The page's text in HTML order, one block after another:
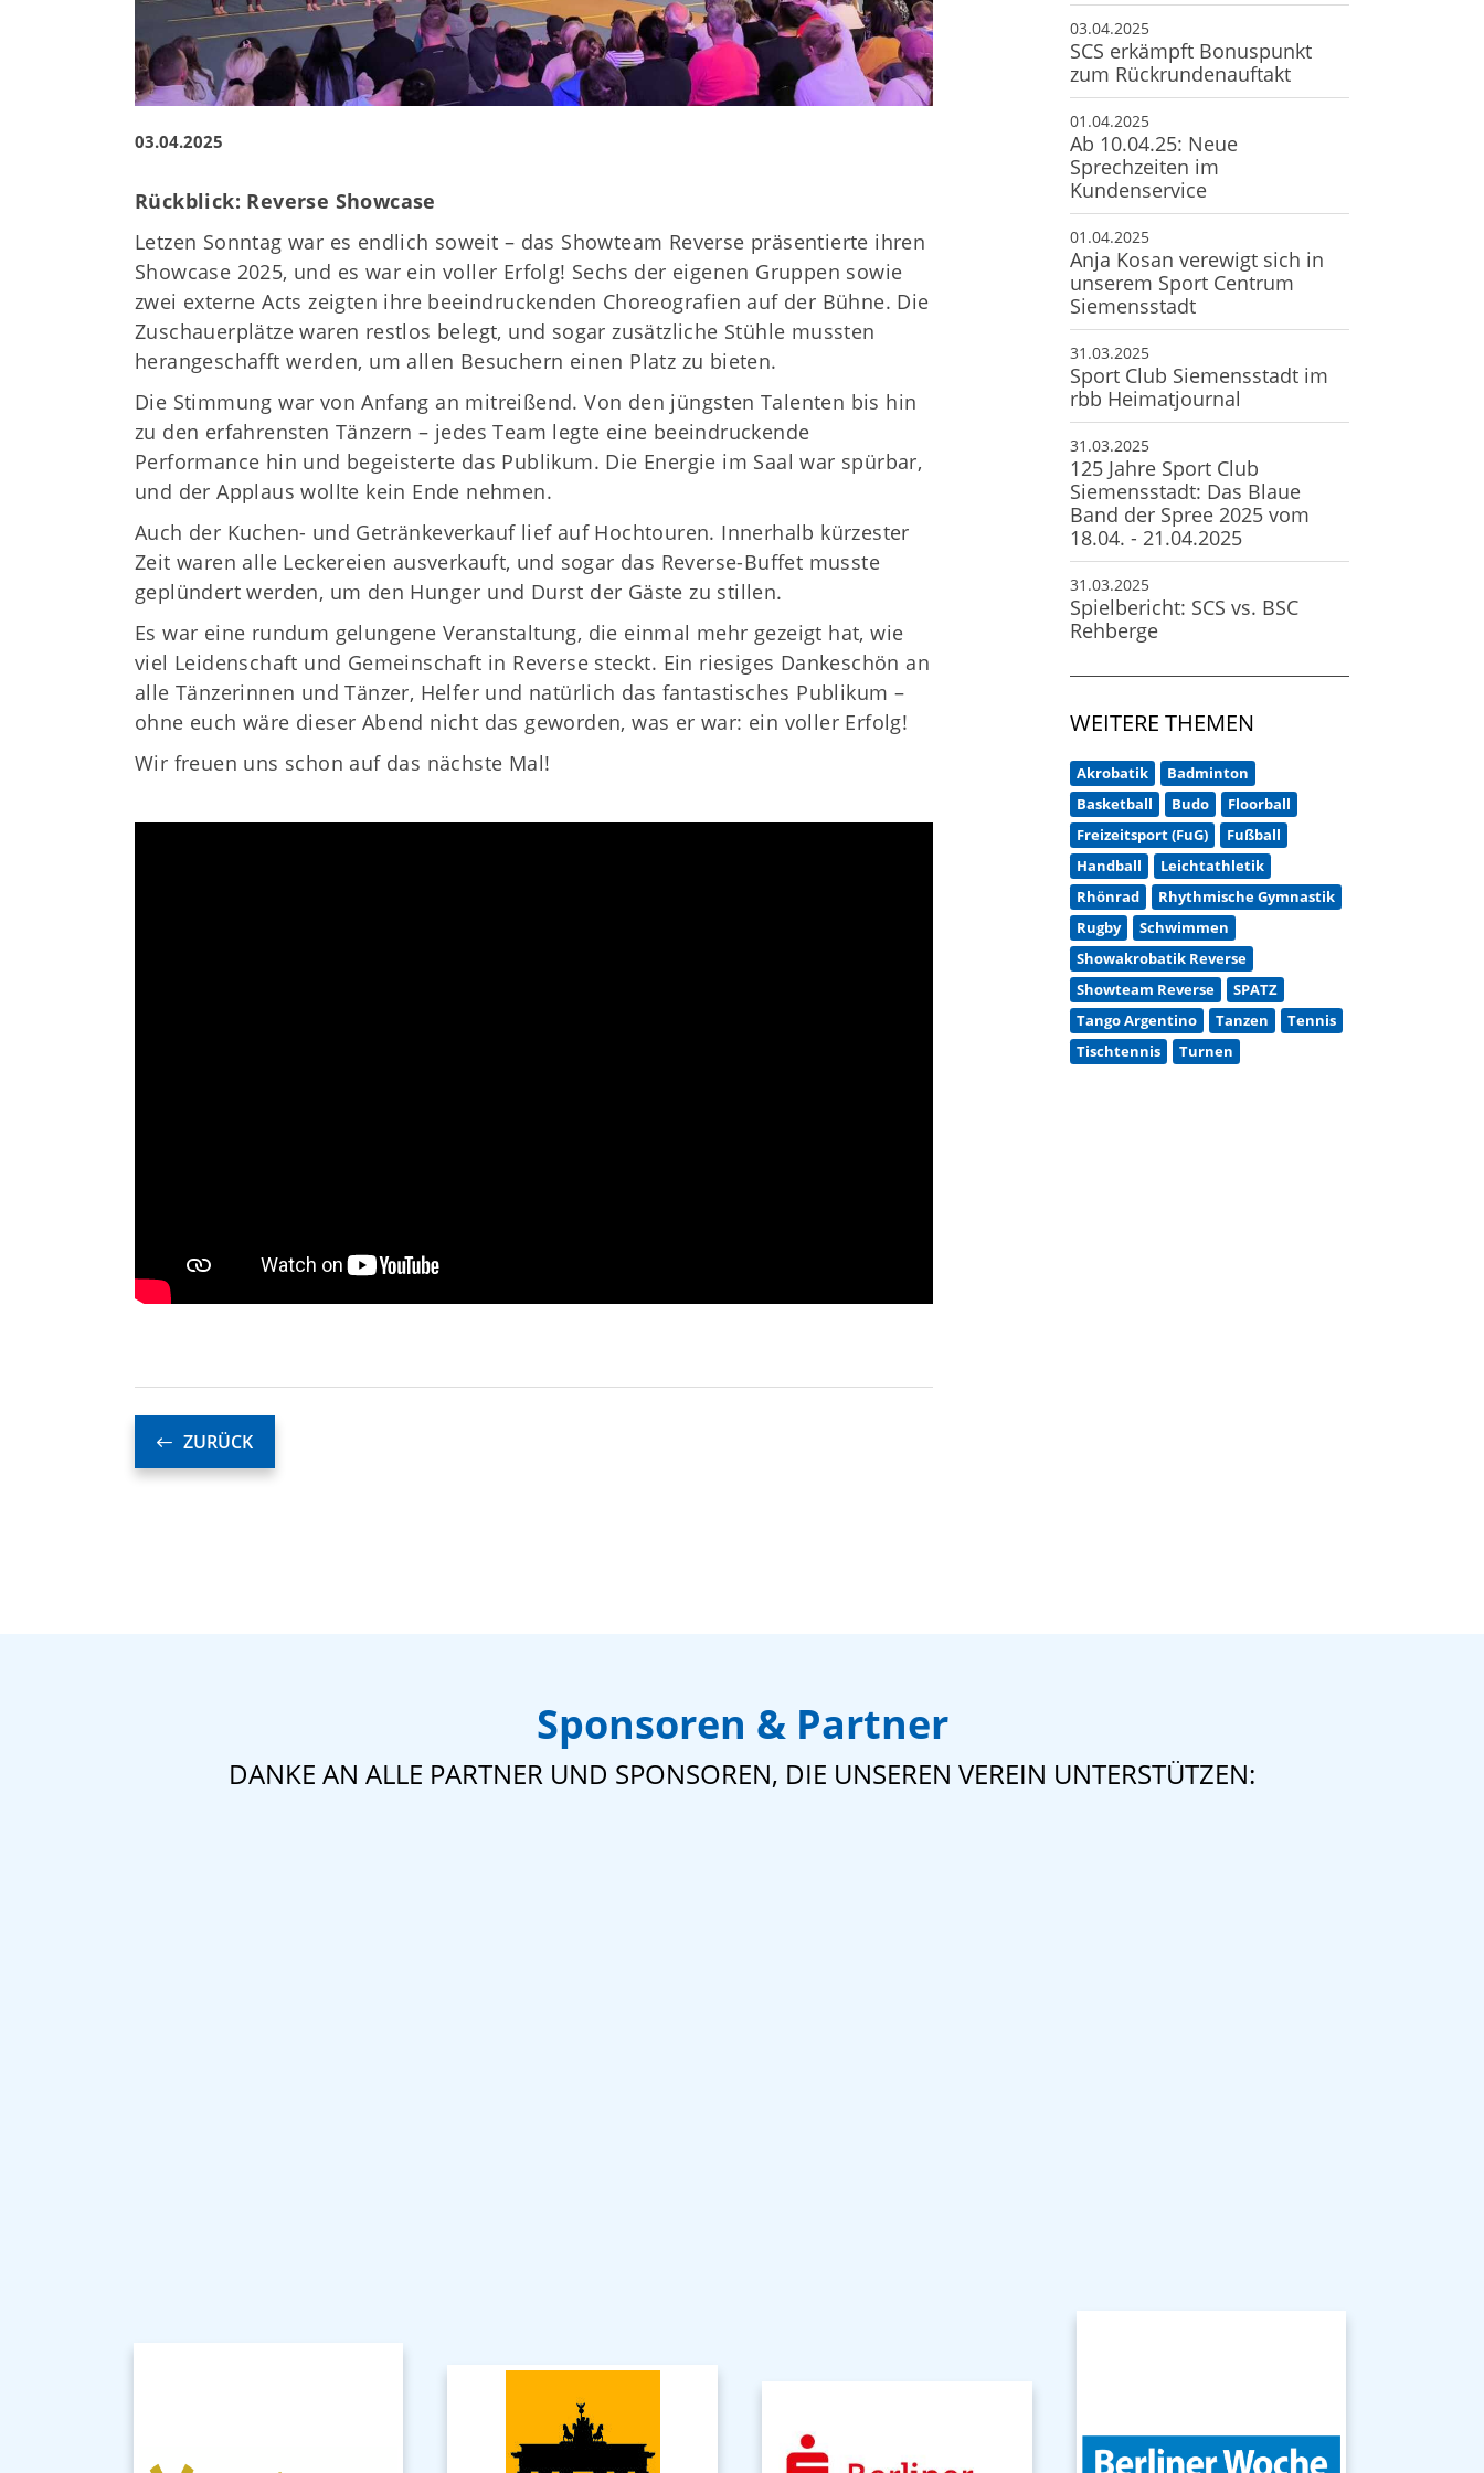
03.04.2025
Rückblick: Reverse Showcase
Letzen Sonntag war es endlich soweit – das Showteam Reverse präsentierte ihren
Showcase 2025, und es war ein voller Erfolg! Sechs der eigenen Gruppen sowie
zwei externe Acts zeigten ihre beeindruckenden Choreografien auf der Bühne. Die
Zuschauerplätze waren restlos belegt, und sogar zusätzliche Stühle mussten
herangeschafft werden, um allen Besuchern einen Platz zu bieten.
Die Stimmung war von Anfang an mitreißend. Von den jüngsten Talenten bis hin
zu den erfahrensten Tänzern – jedes Team legte eine beeindruckende
Performance hin und begeisterte das Publikum. Die Energie im Saal war spürbar,
und der Applaus wollte kein Ende nehmen.
Auch der Kuchen- und Getränkeverkauf lief auf Hochtouren. Innerhalb kürzester
Zeit waren alle Leckereien ausverkauft, und sogar das Reverse-Buffet musste
geplündert werden, um den Hunger und Durst der Gäste zu stillen.
Es war eine rundum gelungene Veranstaltung, die einmal mehr gezeigt hat, wie
viel Leidenschaft und Gemeinschaft in Reverse steckt. Ein riesiges Dankeschön an
alle Tänzerinnen und Tänzer, Helfer und natürlich das fantastisches Publikum –
ohne euch wäre dieser Abend nicht das geworden, was er war: ein voller Erfolg!
Wir freuen uns schon auf das nächste Mal!
ZURÜCK
03.04.2025
SCS erkämpft Bonuspunkt
zum Rückrundenauftakt
01.04.2025
Ab 10.04.25: Neue
Sprechzeiten im
Kundenservice
01.04.2025
Anja Kosan verewigt sich in
unserem Sport Centrum
Siemensstadt
31.03.2025
Sport Club Siemensstadt im
rbb Heimatjournal
31.03.2025
125 Jahre Sport Club
Siemensstadt: Das Blaue
Band der Spree 2025 vom
18.04. - 21.04.2025
31.03.2025
Spielbericht: SCS vs. BSC
Rehberge
WEITERE THEMEN
Akrobatik
Badminton
Basketball
Budo
Floorball
Freizeitsport (FuG)
Fußball
Handball
Leichtathletik
Rhönrad
Rhythmische Gymnastik
Rugby
Schwimmen
Showakrobatik Reverse
Showteam Reverse
SPATZ
Tango Argentino
Tanzen
Tennis
Tischtennis
Turnen
Sponsoren & Partner
DANKE AN ALLE PARTNER UND SPONSOREN, DIE UNSEREN VEREIN UNTERSTÜTZEN: